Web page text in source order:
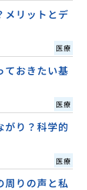
メリットとデ
医療
ておきたい基
医療
がり？科学的
医療
周りの声と私